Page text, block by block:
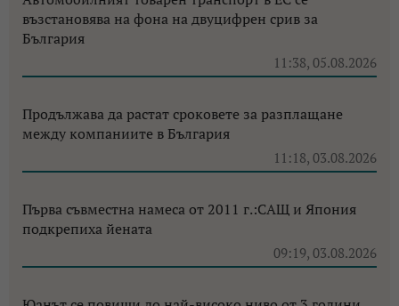
възстановява на фона на двуцифрен срив за
България
11:38, 05.08.2026
Продължава да растат сроковете за разплащане
между компаниите в България
11:18, 03.08.2026
Първа съвместна намеса от 2011 г.:САЩ и Япония
подкрепиха йената
09:19, 03.08.2026